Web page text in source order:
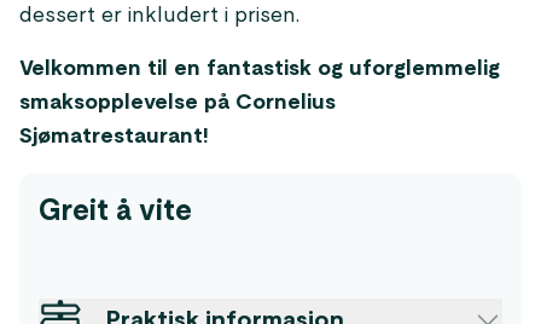
dessert er inkludert i prisen.
Velkommen til en fantastisk og uforglemmelig
smaksopplevelse på Cornelius
Sjømatrestaurant!
Greit å vite